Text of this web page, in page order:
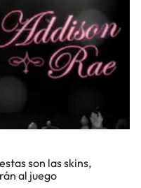
son las skins,
al juego